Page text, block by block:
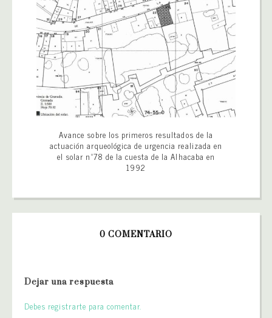
Avance sobre los primeros resultados de la
actuación arqueológica de urgencia realizada en
el solar nº78 de la cuesta de la Alhacaba en
1992
0 COMENTARIO
Dejar una respuesta
Debes registrarte para comentar.